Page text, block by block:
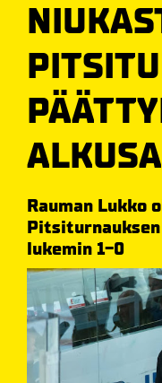
Rauman Lukko
lukemin 1-0